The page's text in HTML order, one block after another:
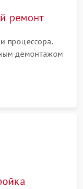
ремонт
процессора.
демонтажом
дорожек,